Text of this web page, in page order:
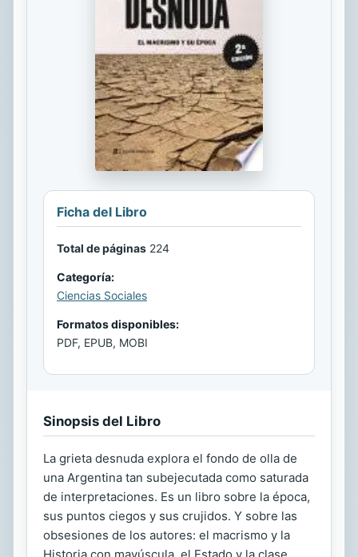
Ficha del Libro
Total de páginas 224
Categoría:
Ciencias Sociales
Formatos disponibles:
PDF, EPUB, MOBI
Sinopsis del Libro
La grieta desnuda explora el fondo de olla de
una Argentina tan subejecutada como saturada
de interpretaciones. Es un libro sobre la época,
sus puntos ciegos y sus crujidos. Y sobre las
obsesiones de los autores: el macrismo y la
Historia con mayúscula, el Estado y la clase